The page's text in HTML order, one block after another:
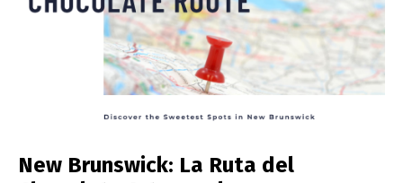
New Brunswick: La Ruta del